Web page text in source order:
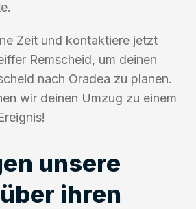
Zeit und kontaktiere jetzt
Remscheid, um deinen
nach Oradea zu planen.
wir deinen Umzug zu einem
unsere
ihren